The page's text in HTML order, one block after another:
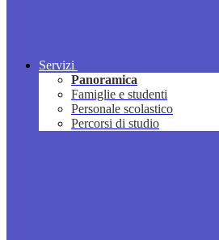
Servizi
Panoramica
Famiglie e studenti
Personale scolastico
Percorsi di studio